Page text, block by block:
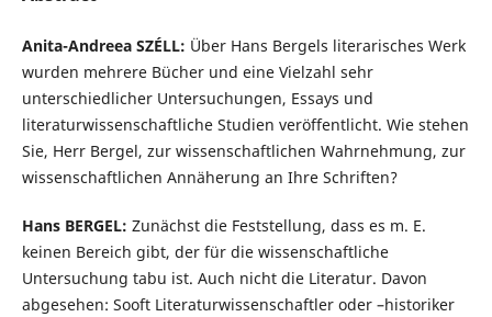
Anita-Andreea SZÉLL: Über Hans Bergels literarisches Werk
wurden mehrere Bücher und eine Vielzahl sehr
unterschiedlicher Untersuchungen, Essays und
literaturwissenschaftliche Studien veröffentlicht. Wie stehen
Sie, Herr Bergel, zur wissenschaftlichen Wahrnehmung, zur
wissenschaftlichen Annäherung an Ihre Schriften?
Hans BERGEL: Zunächst die Feststellung, dass es m. E.
keinen Bereich gibt, der für die wissenschaftliche
Untersuchung tabu ist. Auch nicht die Literatur. Davon
abgesehen: Sooft Literaturwissenschaftler oder –historiker